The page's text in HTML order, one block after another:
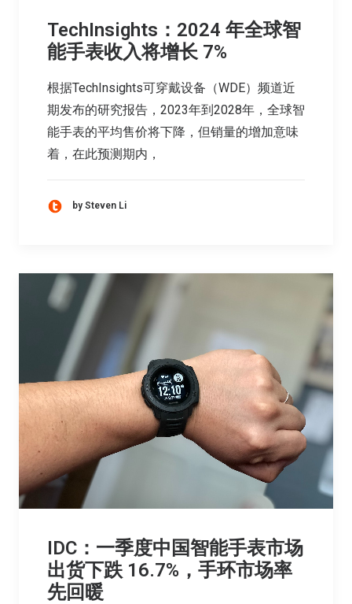
TechInsights：2024 年全球智
能手表收入将增长 7%
根据TechInsights可穿戴设备（WDE）频道近
期发布的研究报告，2023年到2028年，全球智
能手表的平均售价将下降，但销量的增加意味
着，在此预测期内，
by Steven Li
IDC：一季度中国智能手表市场
出货下跌 16.7%，手环市场率
先回暖